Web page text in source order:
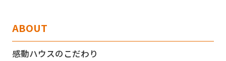
ABOUT
感動ハウスのこだわり